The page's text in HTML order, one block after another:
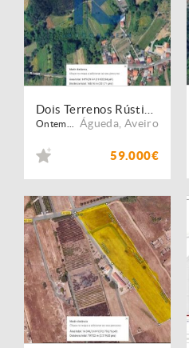
Ontem... Águeda Aveiro
59.000€